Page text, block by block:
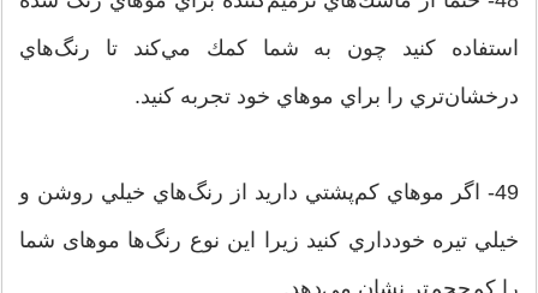
استفاده كنيد چون به شما كمك مي‌كند تا رنگ‌هاي
درخشان‌تري را براي موهاي خود تجربه كنيد.
49- اگر موهاي كم‌پشتي داريد از رنگ‌هاي خيلي روشن و
خيلي تيره خودداري كنيد زيرا این نوع رنگ‌ها موهای شما
را کم‌حجم‌تر نشان می‌دهد.